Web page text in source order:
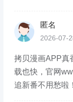
匿名
2026-07-
拷贝漫画APP真
载也快，官网
追新番不用愁啦！